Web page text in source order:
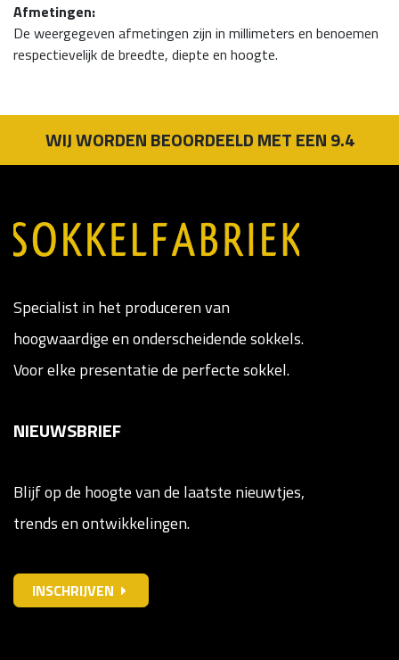
Afmetingen:
De weergegeven afmetingen zijn in millimeters en benoemen
respectievelijk de breedte, diepte en hoogte.
WIJ WORDEN BEOORDEELD MET EEN 9.4
Specialist in het produceren van
hoogwaardige en onderscheidende sokkels.
Voor elke presentatie de perfecte sokkel.
NIEUWSBRIEF
Blijf op de hoogte van de laatste nieuwtjes,
trends en ontwikkelingen.
INSCHRIJVEN